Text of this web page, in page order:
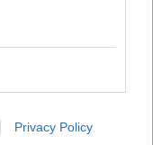
Privacy Policy